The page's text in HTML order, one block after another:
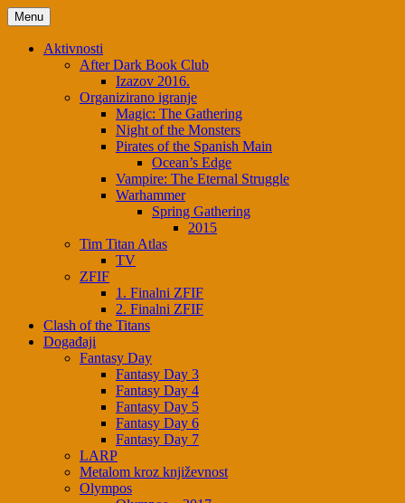
Skip
to
content
Menu
Aktivnosti
After Dark Book Club
Izazov 2016.
Organizirano igranje
Magic: The Gathering
Night of the Monsters
Pirates of the Spanish Main
Ocean’s Edge
Vampire: The Eternal Struggle
Warhammer
Spring Gathering
2015
Tim Titan Atlas
TV
ZFIF
1. Finalni ZFIF
2. Finalni ZFIF
Clash of the Titans
Događaji
Fantasy Day
Fantasy Day 3
Fantasy Day 4
Fantasy Day 5
Fantasy Day 6
Fantasy Day 7
LARP
Metalom kroz književnost
Olympos